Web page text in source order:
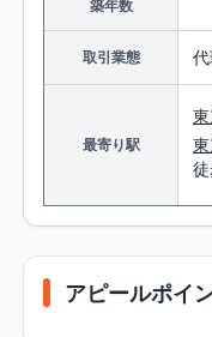
築年数
取引業態
最寄り駅
アピールポイ